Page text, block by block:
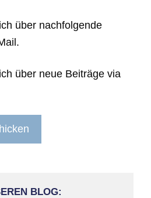
über nachfolgende
über neue Beiträge via
BLOG: